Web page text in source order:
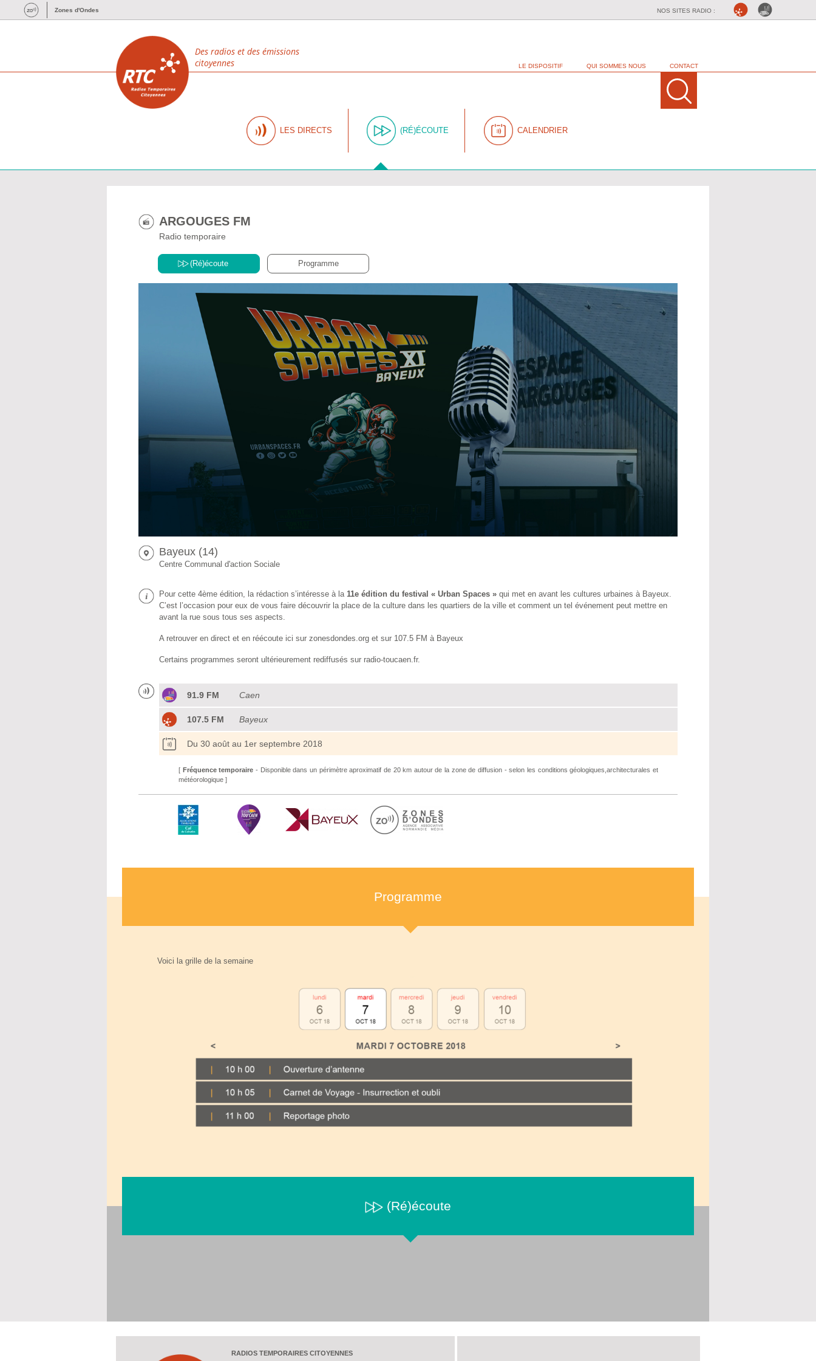
Zones d'Ondes NOS SITES RADIO :
LE DISPOSITIF QUI SOMMES NOUS CONTACT
Des radios et des émissions
citoyennes
LES DIRECTS (RÉ)ÉCOUTE CALENDRIER
ARGOUGES FM
Radio temporaire
(Ré)écoute Programme
Bayeux (14)
Centre Communal d'action Sociale
Pour cette 4ème édition, la rédaction s’intéresse à la 11e édition du festival « Urban Spaces » qui met en avant les cultures urbaines à Bayeux.
C’est l’occasion pour eux de vous faire découvrir la place de la culture dans les quartiers de la ville et comment un tel événement peut mettre en
avant la rue sous tous ses aspects.
A retrouver en direct et en réécoute ici sur zonesdondes.org et sur 107.5 FM à Bayeux
Certains programmes seront ultérieurement rediffusés sur radio-toucaen.fr.
91.9 FM Caen
107.5 FM Bayeux
Du 30 août au 1er septembre 2018
[ Fréquence temporaire - Disponible dans un périmètre aproximatif de 20 km autour de la zone de diffusion - selon les conditions géologiques,architecturales et
météorologique ]
Programme
Voici la grille de la semaine
(Ré)écoute
RADIOS TEMPORAIRES CITOYENNES